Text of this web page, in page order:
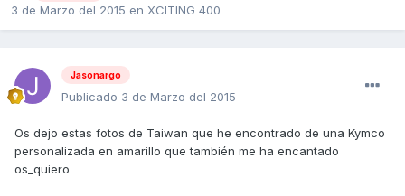
3 de Marzo del 2015 en XCITING 400
Jasonargo
Publicado 3 de Marzo del 2015
Os dejo estas fotos de Taiwan que he encontrado de una Kymco
personalizada en amarillo que también me ha encantado
os_quiero